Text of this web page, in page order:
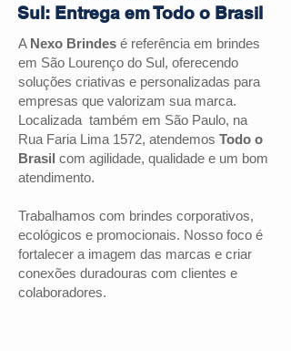
Sul: Entrega em Todo o Brasil
A Nexo Brindes é referência em brindes
em São Lourenço do Sul, oferecendo
soluções criativas e personalizadas para
empresas que valorizam sua marca.
Localizada também em São Paulo, na
Rua Faria Lima 1572, atendemos Todo o
Brasil com agilidade, qualidade e um bom
atendimento.
Trabalhamos com brindes corporativos,
ecológicos e promocionais. Nosso foco é
fortalecer a imagem das marcas e criar
conexões duradouras com clientes e
colaboradores.